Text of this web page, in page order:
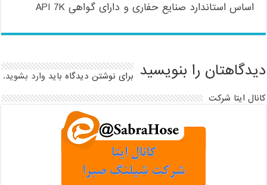
اساس استاندارد صنایع حفاری و دارای گواهی API 7K
دیدگاهتان را بنویسید برای نوشتن دیدگاه باید وارد بشوید.
کانال ایتا شرکت